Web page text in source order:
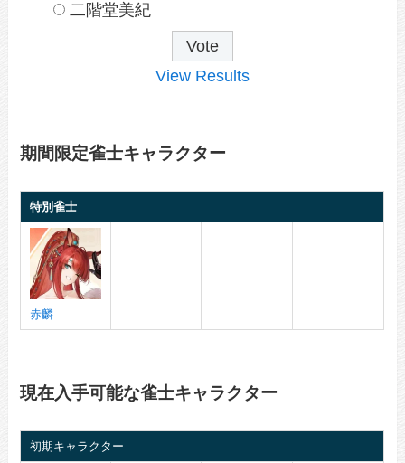
二階堂美紀
View Results
期間限定雀士キャラクター
特別雀士
赤麟
現在入手可能な雀士キャラクター
初期キャラクター